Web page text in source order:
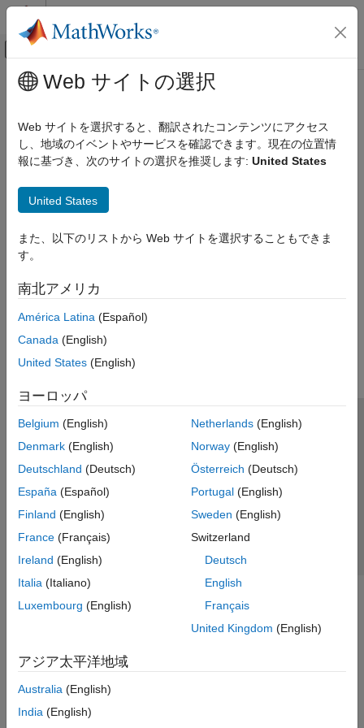
コンテンツへスキップ
オフキャンバス ナビゲーション メ
ドキュメンテーションのホーム
メインコンテンツ
How useful was this information?
Web サイトの選択
Web サイトを選択すると、翻訳されたコンテンツにアクセス
し、地域のイベントやサービスを確認できます。現在の位置情
報に基づき、次のサイトの選択を推奨します: United States
United States
また、以下のリストから Web サイトを選択することもできま
す。
南北アメリカ
América Latina (Español)
Canada (English)
United States (English)
ヨーロッパ
Belgium (English)
Denmark (English)
Deutschland (Deutsch)
España (Español)
Finland (English)
France (Français)
Ireland (English)
Italia (Italiano)
Luxembourg (English)
Netherlands(English)
Norway(English)
Österreich (Deutsch)
Portugal(English)
Sweden (English)
Switzerland
Deutsch
English
Français
United Kingdom (English)
アジア太平洋地域
Australia (English)
India (English)
トラストセンター
プライバシー ポリシー
違法コピー防止
アプリケーション ステータス
© 1994-2026 The MathWorks, Inc.